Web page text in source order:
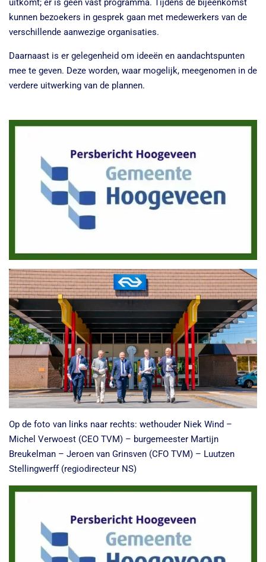
uitkomt; er is geen vast programma. Tijdens de bijeenkomst
kunnen bezoekers in gesprek gaan met medewerkers van de
verschillende aanwezige organisaties.
Daarnaast is er gelegenheid om ideeën en aandachtspunten
mee te geven. Deze worden, waar mogelijk, meegenomen in de
verdere uitwerking van de plannen.
Op de foto van links naar rechts: wethouder Niek Wind –
Michel Verwoest (CEO TVM) – burgemeester Martijn
Breukelman – Jeroen van Grinsven (CFO TVM) – Luutzen
Stellingwerff (regiodirecteur NS)